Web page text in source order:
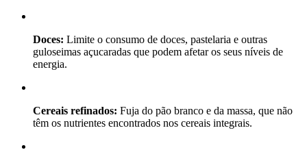
Doces: Limite o consumo de doces, pastelaria e outras
guloseimas açucaradas que podem afetar os seus níveis de
energia.
Cereais refinados: Fuja do pão branco e da massa, que não
têm os nutrientes encontrados nos cereais integrais.